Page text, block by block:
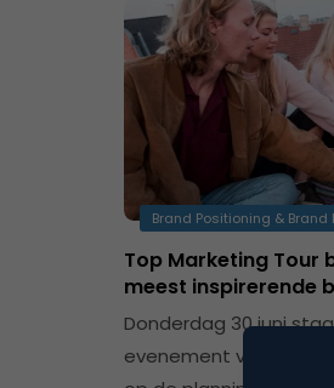
Brand Positioning & Brand
Top Marketing Tour
meest inspirerende
Donderdag 30 juni
evenement voor alle